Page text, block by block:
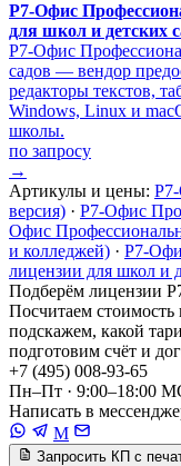
Р7-Офис
для школ и детских
Р7-Офис
садов — вендор
редакторы текстов,
Windows, Linux и
школы.
по запросу
→
Артикулы и цены:
версия) · Р7-Офис
Офис
и колледжей) · Р7-
лицензии для школ и
Подберём лицензии
Посчитаем стоимость
подскажем, какой
подготовим счёт и
+7 (495) 008-93-65
Пн–Пт · 9:00–18:00
Написать в
M
Запросить КП с